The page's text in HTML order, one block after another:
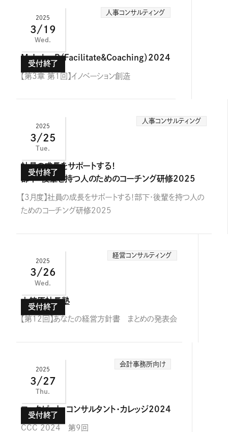
人事コンサルティング
2025
3/19
Wed.
M-Labo R（Facilitate&Coaching）2024
【第3章 第1回】イノベーション創造
人事コンサルティング
2025
3/25
Tue.
社員の成長をサポートする！
部下・後輩を持つ人のためのコーチング研修2025
【3月度】社員の成長をサポートする！部下・後輩を持つ人の
ためのコーチング研修2025
経営コンサルティング
2025
3/26
Wed.
小笠原社長塾
【第12回】あなたの経営方針書 まとめの発表会
会計事務所向け
2025
3/27
Thu.
コックピット・コンサルタント・カレッジ2024
CCC 2024 第9回